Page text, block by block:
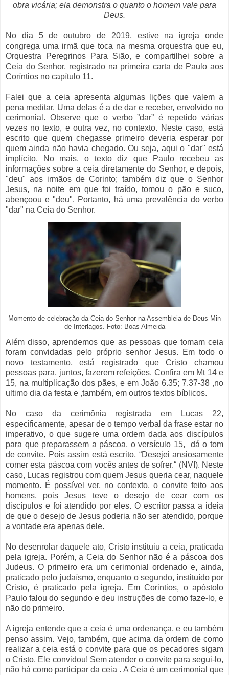
obra vicária; ela demonstra o quanto o homem vale para
Deus.
No dia 5 de outubro de 2019, estive na igreja onde
congrega uma irmã que toca na mesma orquestra que eu,
Orquestra Peregrinos Para Sião, e compartilhei sobre a
Ceia do Senhor, registrado na primeira carta de Paulo aos
Coríntios no capítulo 11.
Falei que a ceia apresenta algumas lições que valem a
pena meditar. Uma delas é a de dar e receber, envolvido no
cerimonial. Observe que o verbo ”dar” é repetido várias
vezes no texto, e outra vez, no contexto. Neste caso, está
escrito que quem chegasse primeiro deveria esperar por
quem ainda não havia chegado. Ou seja, aqui o "dar" está
implícito. No mais, o texto diz que Paulo recebeu as
informações sobre a ceia diretamente do Senhor, e depois,
"deu" aos irmãos de Corinto; também diz que o Senhor
Jesus, na noite em que foi traído, tomou o pão e suco,
abençoou e "deu". Portanto, há uma prevalência do verbo
"dar" na Ceia do Senhor.
Momento de celebração da Ceia do Senhor na Assembleia de Deus Min
de Interlagos. Foto: Boas Almeida
Além disso, aprendemos que as pessoas que tomam ceia
foram convidadas pelo próprio senhor Jesus. Em todo o
novo testamento, está registrado que Cristo chamou
pessoas para, juntos, fazerem refeições. Confira em Mt 14 e
15, na multiplicação dos pães, e em João 6.35; 7.37-38 ,no
ultimo dia da festa e ,também, em outros textos bíblicos.
No caso da cerimônia registrada em Lucas 22,
especificamente, apesar de o tempo verbal da frase estar no
imperativo, o que sugere uma ordem dada aos discípulos
para que preparassem a páscoa, o versículo 15, dá o tom
de convite. Pois assim está escrito, “Desejei ansiosamente
comer esta páscoa com vocês antes de sofrer.“ (NVI). Neste
caso, Lucas registrou com quem Jesus queria cear, naquele
momento. É possível ver, no contexto, o convite feito aos
homens, pois Jesus teve o desejo de cear com os
discípulos e foi atendido por eles. O escritor passa a ideia
de que o desejo de Jesus poderia não ser atendido, porque
a vontade era apenas dele.
No desenrolar daquele ato, Cristo instituiu a ceia, praticada
pela igreja. Porém, a Ceia do Senhor não é a páscoa dos
Judeus. O primeiro era um cerimonial ordenado e, ainda,
praticado pelo judaísmo, enquanto o segundo, instituído por
Cristo, é praticado pela igreja. Em Corintios, o apóstolo
Paulo falou do segundo e deu instruções de como faze-lo, e
não do primeiro.
A igreja entende que a ceia é uma ordenança, e eu também
penso assim. Vejo, também, que acima da ordem de como
realizar a ceia está o convite para que os pecadores sigam
o Cristo. Ele convidou! Sem atender o convite para segui-lo,
não há como participar da ceia . A Ceia é um cerimonial que